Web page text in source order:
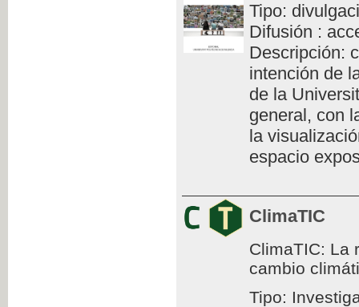
Tipo:
Difusión :
Descripción:
intención de
de la
general, con
la
espacio
ClimaTIC
ClimaTIC: La
cambio
Tipo: